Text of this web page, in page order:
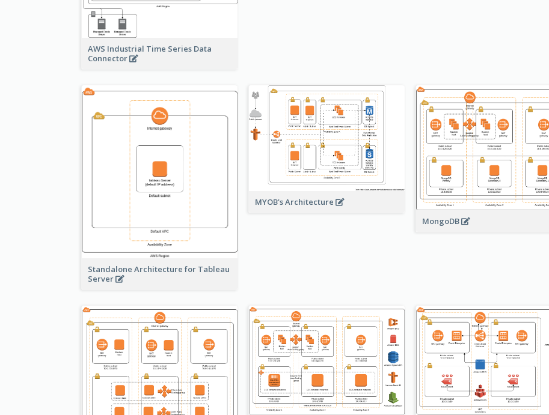
AWS Industrial Time Series Data
Connector
Standalone Architecture for Tableau
Server
MYOB's Architecture
MongoDB